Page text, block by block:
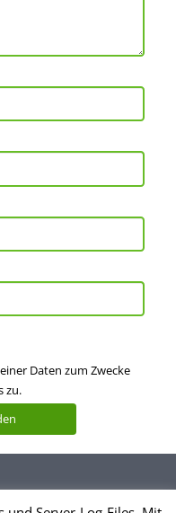
Daten zum Zwecke
zu.